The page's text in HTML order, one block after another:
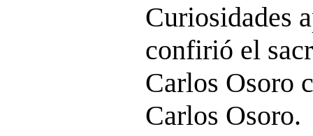
Curiosidades
confirió el
Carlos Osoro
Carlos Osoro.